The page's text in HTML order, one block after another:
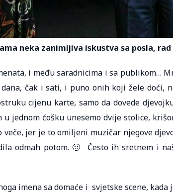
neka zanimljiva iskustva sa posla,
i među saradnicima i sa publikom…
čak i sati, i puno onih koji žele doći,
cijenu karte, samo da dovede
jednom ćošku unesemo dvije stolice,
jer je to omiljeni muzičar njegove
odmah potom. 🙂 Često ih sretnem i
imena sa domaće i svjetske scene,